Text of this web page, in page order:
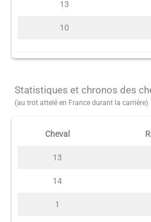
13
10
Statistiques et chronos des
(au trot attelé en France durant la carrière)
Cheval
13
14
1